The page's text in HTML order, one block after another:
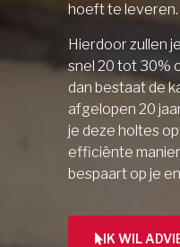
hoeft te leveren.
Hierdoor zullen
snel 20 tot 30%
dan bestaat de
afgelopen 20
je deze holtes
efficiënte
bespaart op je
IK WIL